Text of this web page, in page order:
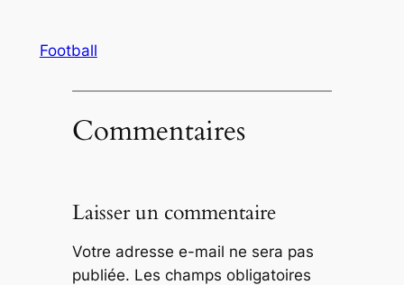
Football
Commentaires
Laisser un commentaire
Votre adresse e-mail ne sera pas
publiée. Les champs obligatoires